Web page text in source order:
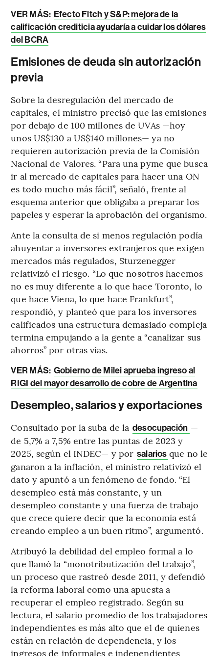
VER MÁS: Efecto Fitch y S&P: mejora de la
calificación crediticia ayudaría a cuidar los dólares
del BCRA
Emisiones de deuda sin autorización
previa
Sobre la desregulación del mercado de
capitales, el ministro precisó que las emisiones
por debajo de 100 millones de UVAs —hoy
unos US$130 a US$140 millones— ya no
requieren autorización previa de la Comisión
Nacional de Valores. “Para una pyme que busca
ir al mercado de capitales para hacer una ON
es todo mucho más fácil”, señaló, frente al
esquema anterior que obligaba a preparar los
papeles y esperar la aprobación del organismo.
Ante la consulta de si menos regulación podía
ahuyentar a inversores extranjeros que exigen
mercados más regulados, Sturzenegger
relativizó el riesgo. “Lo que nosotros hacemos
no es muy diferente a lo que hace Toronto, lo
que hace Viena, lo que hace Frankfurt”,
respondió, y planteó que para los inversores
calificados una estructura demasiado compleja
termina empujando a la gente a “canalizar sus
ahorros” por otras vías.
VER MÁS: Gobierno de Milei aprueba ingreso al
RIGI del mayor desarrollo de cobre de Argentina
Desempleo, salarios y exportaciones
Consultado por la suba de la desocupación —
de 5,7% a 7,5% entre las puntas de 2023 y
2025, según el INDEC— y por salarios que no le
ganaron a la inflación, el ministro relativizó el
dato y apuntó a un fenómeno de fondo. “El
desempleo está más constante, y un
desempleo constante y una fuerza de trabajo
que crece quiere decir que la economía está
creando empleo a un buen ritmo”, argumentó.
Atribuyó la debilidad del empleo formal a lo
que llamó la “monotributización del trabajo”,
un proceso que rastreó desde 2011, y defendió
la reforma laboral como una apuesta a
recuperar el empleo registrado. Según su
lectura, el salario promedio de los trabajadores
independientes es más alto que el de quienes
están en relación de dependencia, y los
ingresos de informales e independientes